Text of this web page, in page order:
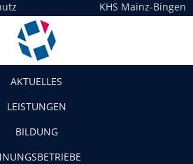
KHS Mainz-Bingen
AKTUELLES
LEISTUNGEN
BILDUNG